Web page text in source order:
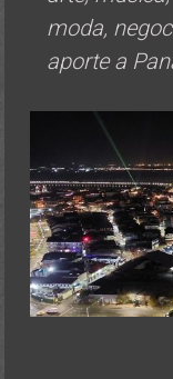
moda,
aporte a